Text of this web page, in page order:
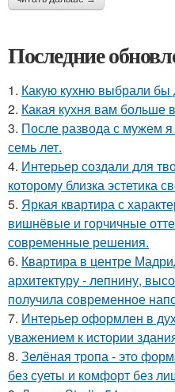
Последние
1. Какую кухню выбрали бы
2. Какая кухня вам больше
3. После развода с мужем
семь лет.
4. Интерьер создали для
которому близка эстетика
5. Яркая квартира с
вишнёвые и горчичные
современные решения.
6. Квартира в центре
архитектуру - лепнину,
получила современное
7. Интерьер оформлен в
уважением к истории
8. Зелёная тропа - это
без суеты и комфорт без